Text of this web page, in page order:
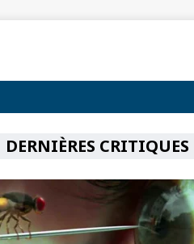
DERNIÈRES CRITIQUES